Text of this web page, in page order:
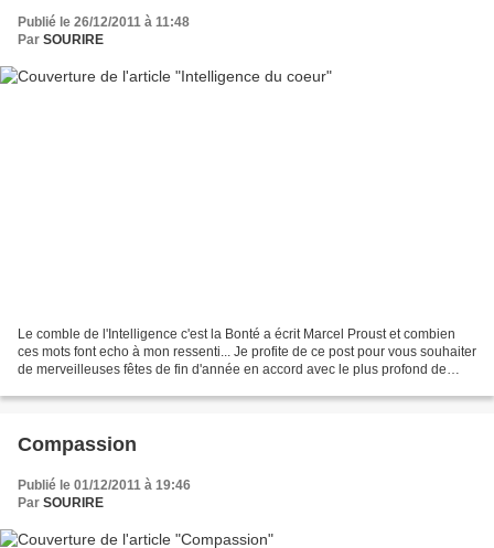
Publié le 26/12/2011 à 11:48
Par SOURIRE
Le comble de l'Intelligence c'est la Bonté a écrit Marcel Proust et combien
ces mots font echo à mon ressenti... Je profite de ce post pour vous souhaiter
de merveilleuses fêtes de fin d'année en accord avec le plus profond de
Compassion
Publié le 01/12/2011 à 19:46
Par SOURIRE